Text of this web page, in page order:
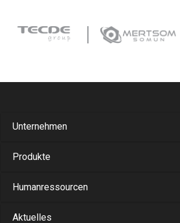
Unternehmen
Produkte
Humanressourcen
Aktuelles